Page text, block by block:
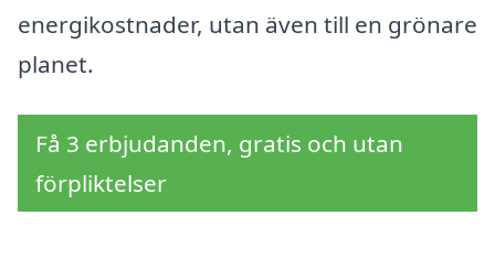
energikostnader, utan även till en grönare
planet.
Få 3 erbjudanden, gratis och utan
förpliktelser